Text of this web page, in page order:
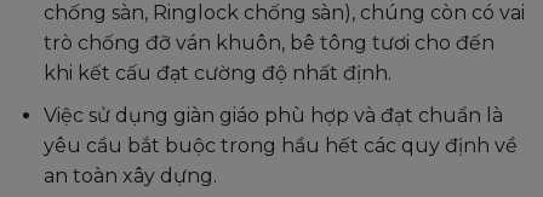
chống sàn, Ringlock chống sàn), chúng còn có vai
trò chống đỡ ván khuôn, bê tông tươi cho đến
khi kết cấu đạt cường độ nhất định.
Việc sử dụng giàn giáo phù hợp và đạt chuẩn là
yêu cầu bắt buộc trong hầu hết các quy định về
an toàn xây dựng.